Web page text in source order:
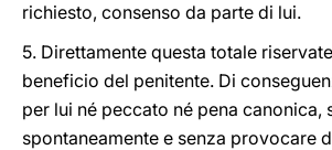
richiesto, consenso da parte di lui.
5. Direttamente questa totale
beneficio del penitente. Di
per lui né peccato né pena canonica,
spontaneamente e senza provocare